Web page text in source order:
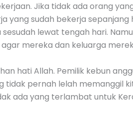
Jika tidak ada orang
yang sudah bekerja
lewat tengah hari.
agar mereka dan keluarga
hati Allah. Pemilik kebun
tidak pernah lelah memanggil
ada yang terlambat untuk